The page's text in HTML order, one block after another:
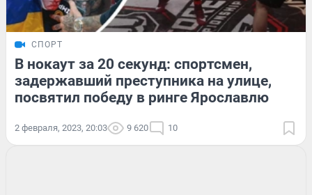
СПОРТ
В нокаут за 20 секунд: спортсмен,
задержавший преступника на улице,
посвятил победу в ринге Ярославлю
2 февраля, 2023, 20:03 9 620 10